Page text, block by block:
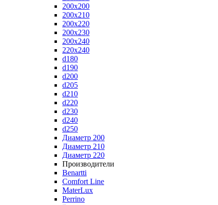
200x200
200x210
200x220
200x230
200x240
220x240
d180
d190
d200
d205
d210
d220
d230
d240
d250
Диаметр 200
Диаметр 210
Диаметр 220
Производители
Benartti
Comfort Line
MaterLux
Perrino